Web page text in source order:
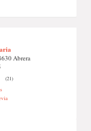
Abrera
(21)